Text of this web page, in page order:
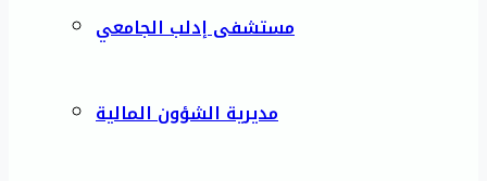
مستشفى إدلب الجامعي
مديرية الشؤون المالية